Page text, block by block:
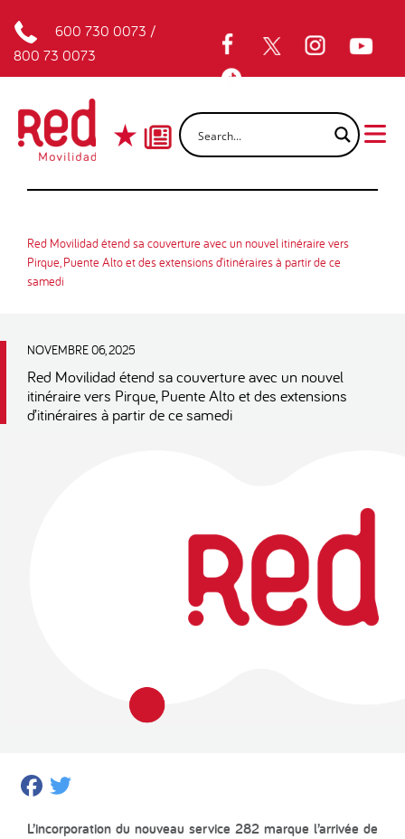
600 730 0073 /
800 73 0073
Red Movilidad étend sa couverture avec un nouvel itinéraire vers
Pirque, Puente Alto et des extensions d’itinéraires à partir de ce
samedi
NOVEMBRE 06, 2025
Red Movilidad étend sa couverture avec un nouvel
itinéraire vers Pirque, Puente Alto et des extensions
d’itinéraires à partir de ce samedi
Facebook
L’incorporation du nouveau service 282 marque l’arrivée de